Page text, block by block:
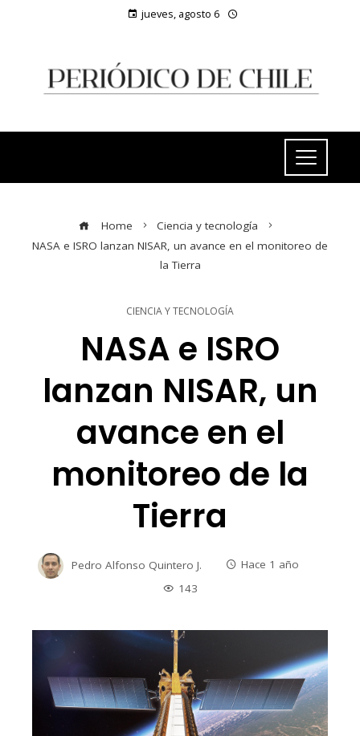
jueves, agosto 6
Home
Ciencia y tecnología
NASA e ISRO lanzan NISAR, un avance en el monitoreo de
la Tierra
CIENCIA Y TECNOLOGÍA
NASA e ISRO
lanzan NISAR, un
avance en el
monitoreo de la
Tierra
Pedro Alfonso Quintero J.
Hace 1 año
143